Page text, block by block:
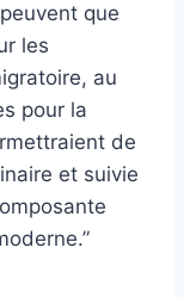
que
les
au
pour la
de
et suivie